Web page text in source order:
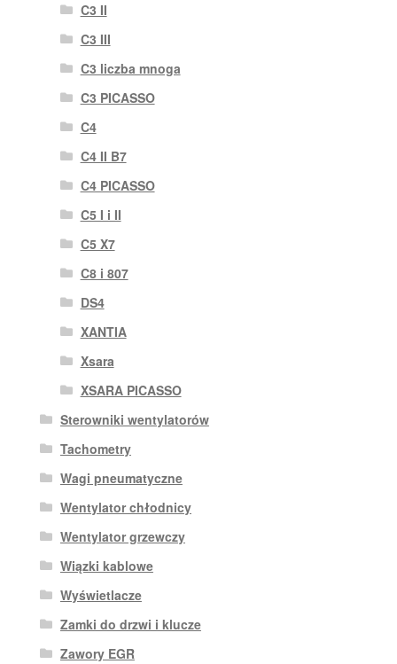
C3 II
C3 III
C3 liczba mnoga
C3 PICASSO
C4
C4 II B7
C4 PICASSO
C5 I i II
C5 X7
C8 i 807
DS4
XANTIA
Xsara
XSARA PICASSO
Sterowniki wentylatorów
Tachometry
Wagi pneumatyczne
Wentylator chłodnicy
Wentylator grzewczy
Wiązki kablowe
Wyświetlacze
Zamki do drzwi i klucze
Zawory EGR